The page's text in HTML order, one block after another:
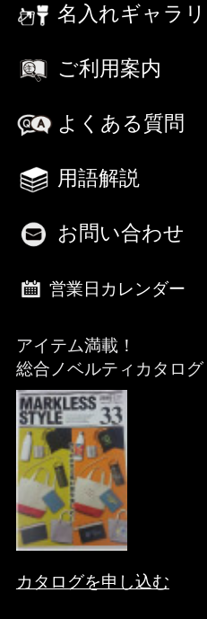
名入れギャラ
ご利用案内
よくある質問
用語解説
お問い合わせ
営業日カレンダー
アイテム満載！
総合ノベルティカタログ
カタログを申し込む